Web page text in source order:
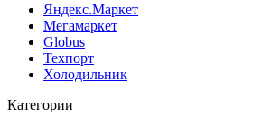
Яндекс.Маркет
Мегамаркет
Globus
Техпорт
Холодильник
Категории